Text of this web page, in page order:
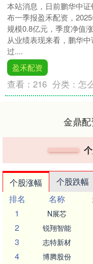
本站消息，日前鹏华中
布一季报盈禾配资，
规模0.8亿元，季度净值涨
从业绩表现来看，鹏华
过....
盈禾配资
查看：216 分类：怎
金鼎
个股涨幅 个股跌幅
排名
名称
1
N展芯
2 锐翔智能
3 志特新材
4 博腾股份